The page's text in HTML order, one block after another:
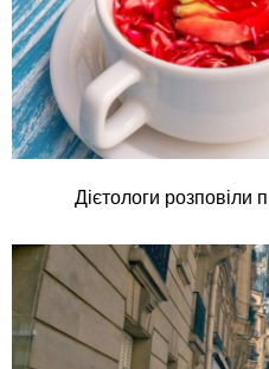
Дієтологи розповіли